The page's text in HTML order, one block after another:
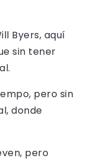
Byers, aquí
sin tener
pero sin
donde
pero